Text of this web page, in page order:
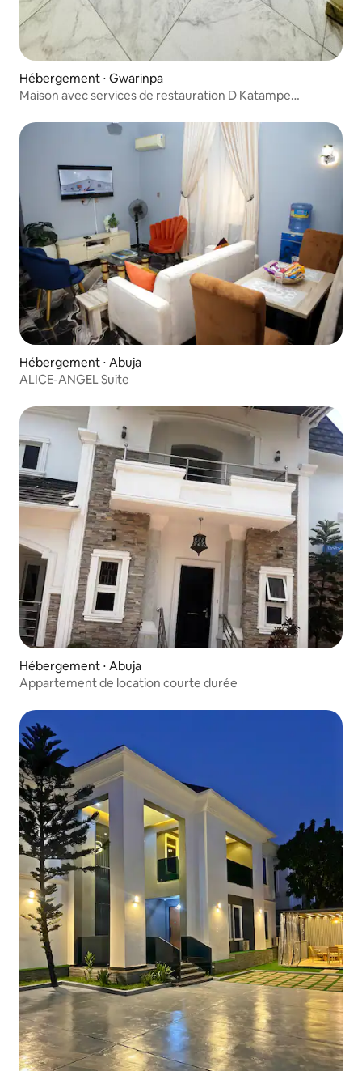
Hébergement ⋅ Gwarinpa
Maison avec services de restauration D Katampe
Hébergement ⋅ Abuja
ALICE-ANGEL Suite
Hébergement ⋅ Abuja
Appartement de location courte durée